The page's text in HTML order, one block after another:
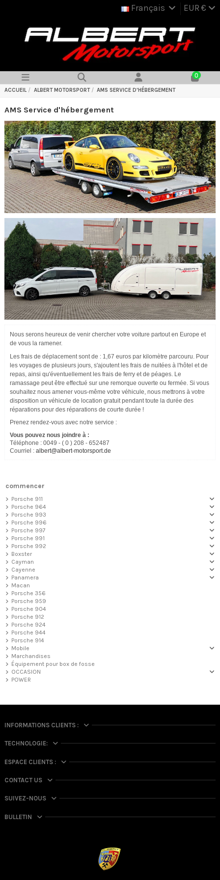
Français EUR €
0
ACCUEIL ALBERT MOTORSPORT AMS SERVICE D'HÉBERGEMENT
AMS Service d'hébergement
Nous serons heureux de venir chercher votre voiture partout en Europe et
de vous la ramener.
Les frais de déplacement sont de : 1,67 euros par kilomètre parcouru. Pour
les voyages de plusieurs jours, s'ajoutent les frais de nuitées à l'hôtel et de
repas, ainsi qu'éventuellement les frais de ferry et de péages. Le
ramassage peut être effectué sur une remorque ouverte ou fermée. Si vous
souhaitez nous amener vous-même votre véhicule, nous mettrons à votre
disposition un véhicule de location gratuit pendant toute la durée des
réparations pour des réparations de courte durée !
Prenez rendez-vous avec notre service :
Vous pouvez nous joindre à :
Téléphone : 0049 - ( 0 ) 208 - 652487
Courriel : albert@albert-motorsport.de
commencer
Porsche 911
Porsche 964
Porsche 993
Porsche 996
Porsche 997
Porsche 991
Porsche 992
Boxster
Cayman
Cayenne
Panamera
Macan
Porsche 356
Porsche 959
Porsche 904
Porsche 912
Porsche 924
Porsche 944
Porsche 914
Mobile
Marchandises
Équipement pour box de fosse
OCCASION
POWER
INFORMATIONS CLIENTS :
TECHNOLOGIE:
ESPACE CLIENTS :
CONTACT US
SUIVEZ-NOUS
BULLETIN